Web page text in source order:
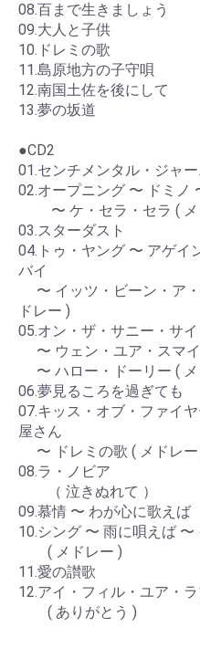
08.百まで生きましょう
09.大人と子供
10.ドレミの歌
11.島原地方の子守唄
12.南国土佐を後にして
13.夢の坂道
●CD2
01.センチメンタル・ジャ
02.オープニング 〜 ドミノ
〜 ケ・セラ・セラ ( メ
03.スターダスト
04.トゥ・ヤング 〜 アゲイ
バイ
〜 イッツ・ビーン・ア
ドレー )
05.オン・ザ・サニー・サ
〜 ウェン・ユア・スマ
〜 ハロー・ドーリー ( メ
06.夢見るころを過ぎても
07.キッス・オブ・ファイ
屋さん
〜 ドレミの歌 ( メドレー
08.ラ・ノビア
（ 泣きぬれて ）
09.慕情 〜 わが心に歌えば
10.シング 〜 雨に唄えば
( メドレー )
11.愛の讃歌
12.アイ・フィル・ユア・
( ありがとう )